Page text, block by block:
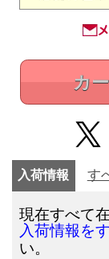
カ
入荷情報 す
現在すべて
入荷情報を
い。